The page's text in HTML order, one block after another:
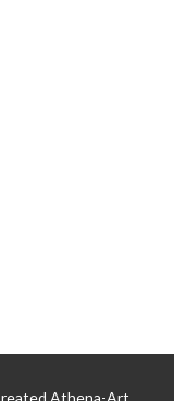
Athena-Art